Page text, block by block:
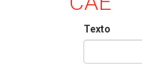
Texto